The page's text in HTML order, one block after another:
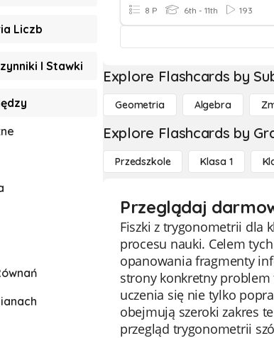
Liczb
I Stawki
8 P 6th - 11th 193
Explore Flashcards by
Geometria Algebra
Explore Flashcards by
Przedszkole Klasa 1
Przeglądaj
Fiszki z trygonometrii dla
procesu nauki. Celem
opanowania fragmenty
strony konkretny problem
uczenia się nie tylko
obejmują szeroki zakres
przegląd trygonometrii